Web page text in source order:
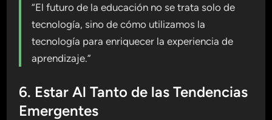
“El futuro de la educación no se trata solo de
tecnología, sino de cómo utilizamos la
tecnología para enriquecer la experiencia de
aprendizaje.”
6. Estar Al Tanto de las Tendencias
Emergentes